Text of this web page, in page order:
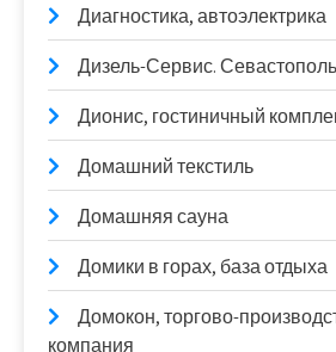
Диагностика, автоэлектрика
Дизель-Сервис. Севастополь
Дионис, гостиничный
Домашний текстиль
Домашняя сауна
Домики в горах, база отдыха
Домокон, торгово-
компания